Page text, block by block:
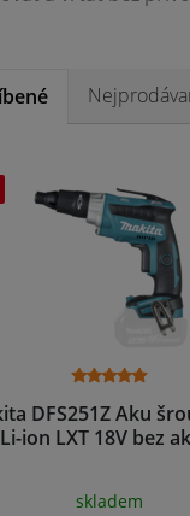
DFS251Z Aku
Li-ion LXT 18V bez
skladem